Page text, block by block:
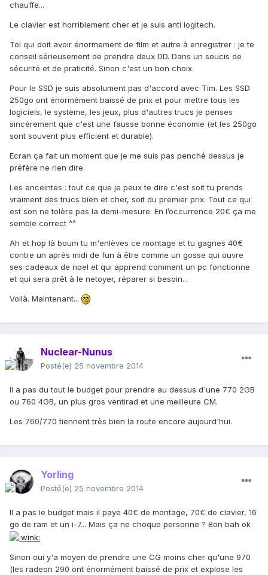
chauffe...
Le clavier est horriblement cher et je suis anti logitech.
Toi qui doit avoir énormement de film et autre à enregistrer : je te
conseil sérieusement de prendre deux DD. Dans un soucis de
sécurité et de praticité. Sinon c'est un bon choix.
Pour le SSD je suis absolument pas d'accord avec Tim. Les SSD
250go ont énormément baissé de prix et pour mettre tous les
logiciels, le système, les jeux, plus d'autres trucs je penses
sincèrement que c'est une fausse bonne économie (et les 250go
sont souvent plus efficient et durable).
Ecran ça fait un moment que je me suis pas penché dessus je
préfère ne rien dire.
Les enceintes : tout ce que je peux te dire c'est soit tu prends
vraiment des trucs bien et cher, soit du premier prix. Tout ce qui
est son ne tolère pas la demi-mesure. En l’occurrence 20€ ça me
semble correct ^^
Ah et hop là boum tu m'enlèves ce montage et tu gagnes 40€
contre un après midi de fun à être comme un gosse qui ouvre
ses cadeaux de noel et qui apprend comment un pc fonctionne
et qui sera prêt à le netoyer, réparer si besoin...
Voilà. Maintenant...
Nuclear-Nunus
Posté(e) 25 novembre 2014
Il a pas du tout le budget pour prendre au dessus d'une 770 2GB
ou 760 4GB, un plus gros ventirad et une meilleure CM.
Les 760/770 tiennent très bien la route encore aujourd'hui.
Yorling
Posté(e) 25 novembre 2014
Il a pas le budget mais il paye 40€ de montage, 70€ de clavier, 16
go de ram et un i-7... Mais ça ne choque personne ? Bon bah ok
Sinon oui y'a moyen de prendre une CG moins cher qu'une 970
(les radeon 290 ont énormément baissé de prix et explose les